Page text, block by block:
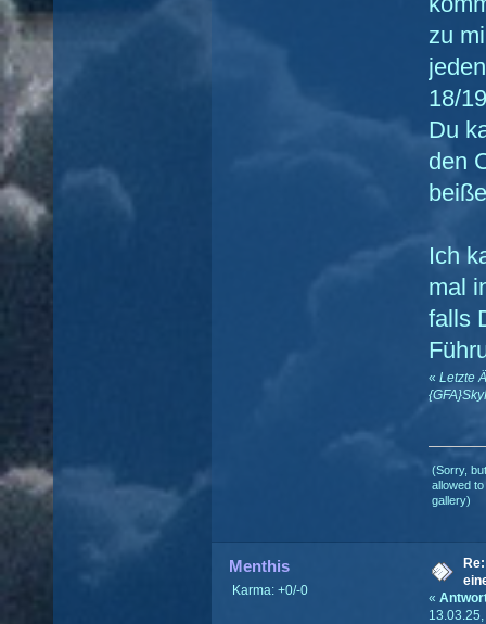
zu
18/
Du
den
Ich
mal
falls
« Letzte
(Sorry,
allowed
gallery)
Menthis
Karma: +0/-0
«